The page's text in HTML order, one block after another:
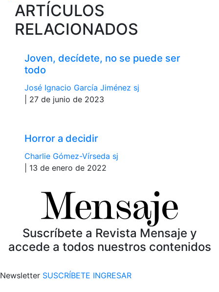
ARTÍCULOS
RELACIONADOS
Joven, decídete, no se puede ser
todo
José Ignacio García Jiménez sj
| 27 de junio de 2023
Horror a decidir
Charlie Gómez-Vírseda sj
| 13 de enero de 2022
Suscríbete a Revista Mensaje y
accede a todos nuestros contenidos
Newsletter SUSCRÍBETE INGRESAR